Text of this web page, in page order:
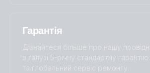
Гарантія
Дізнайтеся більше про нашу провідну
в галузі 5-річну стандартну гарантію
та глобальний сервіс ремонту.